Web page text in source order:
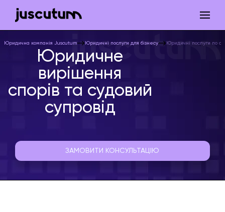
Юридична компанія Juscutum Юридичні послуги для бізнесу Юридичні послуги по
Юридичне
вирішення
спорів та судовий
супровід
ЗАМОВИТИ КОНСУЛЬТАЦІЮ